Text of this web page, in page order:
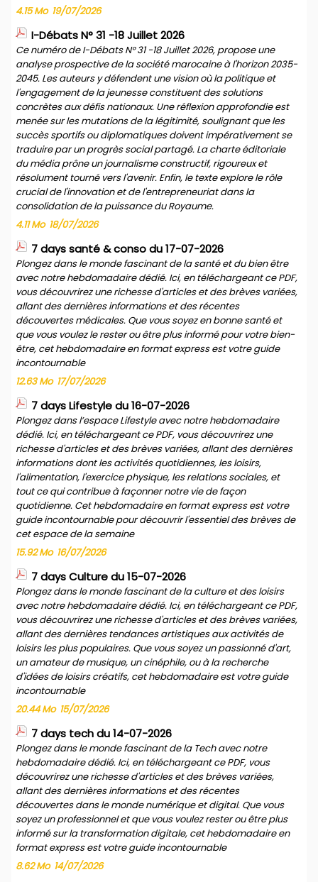
4.15 Mo 19/07/2026
I-Débats N° 31 -18 Juillet 2026
Ce numéro de I-Débats N° 31 -18 Juillet 2026, propose une
analyse prospective de la société marocaine à l'horizon 2035-
2045. Les auteurs y défendent une vision où la politique et
l'engagement de la jeunesse constituent des solutions
concrètes aux défis nationaux. Une réflexion approfondie est
menée sur les mutations de la légitimité, soulignant que les
succès sportifs ou diplomatiques doivent impérativement se
traduire par un progrès social partagé. La charte éditoriale
du média prône un journalisme constructif, rigoureux et
résolument tourné vers l'avenir. Enfin, le texte explore le rôle
crucial de l'innovation et de l'entrepreneuriat dans la
consolidation de la puissance du Royaume.
4.11 Mo 18/07/2026
7 days santé & conso du 17-07-2026
Plongez dans le monde fascinant de la santé et du bien être
avec notre hebdomadaire dédié. Ici, en téléchargeant ce PDF,
vous découvrirez une richesse d'articles et des brèves variées,
allant des dernières informations et des récentes
découvertes médicales. Que vous soyez en bonne santé et
que vous voulez le rester ou être plus informé pour votre bien-
être, cet hebdomadaire en format express est votre guide
incontournable
12.63 Mo 17/07/2026
7 days Lifestyle du 16-07-2026
Plongez dans l’espace Lifestyle avec notre hebdomadaire
dédié. Ici, en téléchargeant ce PDF, vous découvrirez une
richesse d'articles et des brèves variées, allant des dernières
informations dont les activités quotidiennes, les loisirs,
l'alimentation, l'exercice physique, les relations sociales, et
tout ce qui contribue à façonner notre vie de façon
quotidienne. Cet hebdomadaire en format express est votre
guide incontournable pour découvrir l'essentiel des brèves de
cet espace de la semaine
15.92 Mo 16/07/2026
7 days Culture du 15-07-2026
Plongez dans le monde fascinant de la culture et des loisirs
avec notre hebdomadaire dédié. Ici, en téléchargeant ce PDF,
vous découvrirez une richesse d'articles et des brèves variées,
allant des dernières tendances artistiques aux activités de
loisirs les plus populaires. Que vous soyez un passionné d'art,
un amateur de musique, un cinéphile, ou à la recherche
d'idées de loisirs créatifs, cet hebdomadaire est votre guide
incontournable
20.44 Mo 15/07/2026
7 days tech du 14-07-2026
Plongez dans le monde fascinant de la Tech avec notre
hebdomadaire dédié. Ici, en téléchargeant ce PDF, vous
découvrirez une richesse d'articles et des brèves variées,
allant des dernières informations et des récentes
découvertes dans le monde numérique et digital. Que vous
soyez un professionnel et que vous voulez rester ou être plus
informé sur la transformation digitale, cet hebdomadaire en
format express est votre guide incontournable
8.62 Mo 14/07/2026